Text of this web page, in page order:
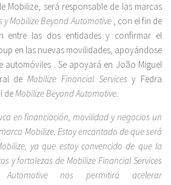
Mobilize, será responsable de las marcas
y Mobilize Beyond Automotive , con el fin de
entre las dos entidades y confirmar el
en las nuevas movilidades, apoyándose
automóviles . Se apoyará en João Miguel
de Mobilize Financial Servicesy Fedra
deMobilize Beyond Automotive.
en financiación, movilidad y negocios un
Mobilize. Estoy encantado de que será
ya que estoy convencido de que la
y fortalezas de Mobilize Financial Services
nos permitirá acelerar